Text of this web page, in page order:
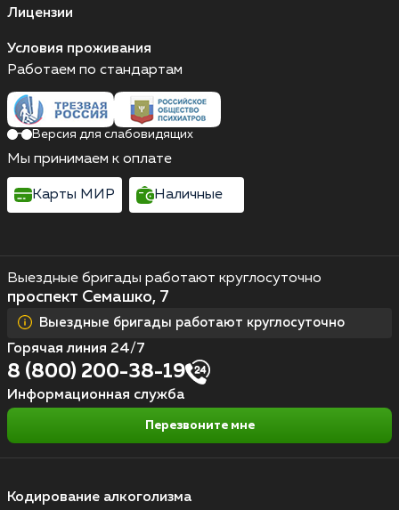
Лицензии
Условия проживания
Кодирование алкоголизма
Выездные бригады работают круглосуточно
проспект Семашко, 7
Выездные бригады работают круглосуточно
Горячая линия 24/7
8 (800) 200-38-19
Информационная служба
Перезвоните мне
Работаем по стандартам
Версия для слабовидящих
Мы принимаем к оплате
Карты МИР Наличные